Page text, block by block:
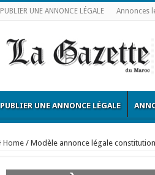
PUBLIER UNE ANNONCE LÉGALE Annonces
PUBLIER UNE ANNONCE LÉGALE
Home / Modèle annonce légale